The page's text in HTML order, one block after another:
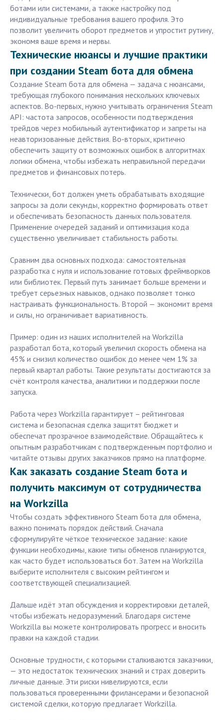
ботами или системами, а также настройку под
индивидуальные требования вашего профиля. Это
позволит увеличить оборот предметов и упростит рутину,
экономя ваше время и нервы.
Технические нюансы и лучшие практики
при создании Steam бота для обмена
Создание Steam бота для обмена — задача с нюансами,
требующая глубокого понимания нескольких ключевых
аспектов. Во-первых, нужно учитывать ограничения Steam
API: частота запросов, особенности подтверждения
трейдов через мобильный аутентификатор и запреты на
неавторизованные действия. Во-вторых, критично
обеспечить защиту от возможных ошибок в алгоритмах
логики обмена, чтобы избежать неправильной передачи
предметов и финансовых потерь.
Технически, бот должен уметь обрабатывать входящие
запросы за доли секунды, корректно формировать ответ
и обеспечивать безопасность данных пользователя.
Применение очередей заданий и оптимизация кода
существенно увеличивает стабильность работы.
Сравним два основных подхода: самостоятельная
разработка с нуля и использование готовых фреймворков
или библиотек. Первый путь занимает больше времени и
требует серьезных навыков, однако позволяет тонко
настраивать функциональность. Второй — экономит время
и силы, но ограничивает вариативность.
Пример: один из наших исполнителей на Workzilla
разработал бота, который увеличил скорость обмена на
45% и снизил количество ошибок до менее чем 1% за
первый квартал работы. Такие результаты достигаются за
счёт контроля качества, аналитики и поддержки после
запуска.
Работа через Workzilla гарантирует – рейтинговая
система и безопасная сделка защитят бюджет и
обеспечат прозрачное взаимодействие. Обращайтесь к
опытным разработчикам с подтвержденным портфолио и
читайте отзывы других заказчиков прямо на платформе.
Как заказать создание Steam бота и
получить максимум от сотрудничества
на Workzilla
Чтобы создать эффективного Steam бота для обмена,
важно понимать порядок действий. Сначала
сформулируйте чёткое техническое задание: какие
функции необходимы, какие типы обменов планируются,
как часто будет использоваться бот. Затем на Workzilla
выберите исполнителя с высоким рейтингом и
соответствующей специализацией.
Дальше идёт этап обсуждения и корректировки деталей,
чтобы избежать недоразумений. Благодаря системе
Workzilla вы можете контролировать прогресс и вносить
правки на каждой стадии.
Основные трудности, с которыми сталкиваются заказчики,
— это недостаток технических знаний и страх доверить
личные данные. Эти риски нивелируются, если
пользоваться проверенными фрилансерами и безопасной
системой сделки, которую предлагает Workzilla.